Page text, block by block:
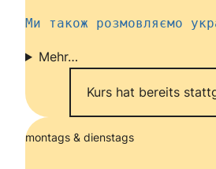
Ми також розмовляємо
Mehr…
Kurs hat bereits
montags & dienstags